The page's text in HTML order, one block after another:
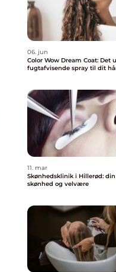
06. jun
Color Wow Dream Coat: Det
fugtafvisende spray til dit
11. mar
Skønhedsklinik i Hillerød:
skønhed og velvære